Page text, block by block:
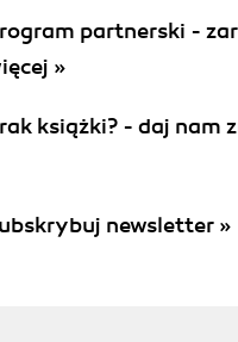
partnerski -
»
książki? - daj nam
newsletter »